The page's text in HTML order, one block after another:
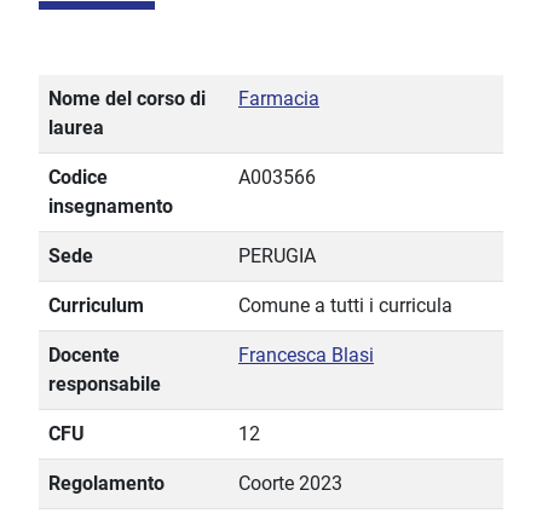
Nome del corso di
laurea
Farmacia
Codice
insegnamento
A003566
Sede PERUGIA
Curriculum Comune a tutti i curricula
Docente
responsabile
Francesca Blasi
CFU 12
Regolamento Coorte 2023